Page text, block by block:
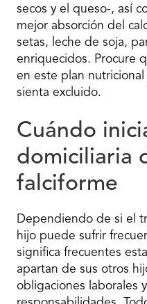
secos y el queso-, así
mejor absorción del
setas, leche de soja,
enriquecidos. Procure
en este plan
sienta excluido.
Cuándo
domiciliaria
falciforme
Dependiendo de si el
hijo puede sufrir
significa frecuentes
apartan de sus otros
obligaciones laborales